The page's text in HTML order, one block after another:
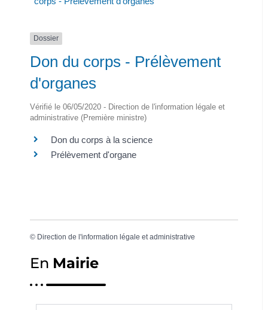
Dossier
Don du corps - Prélèvement
d'organes
Vérifié le 06/05/2020 - Direction de l'information légale et
administrative (Première ministre)
Don du corps à la science
Prélèvement d'organe
© Direction de l'information légale et administrative
En Mairie